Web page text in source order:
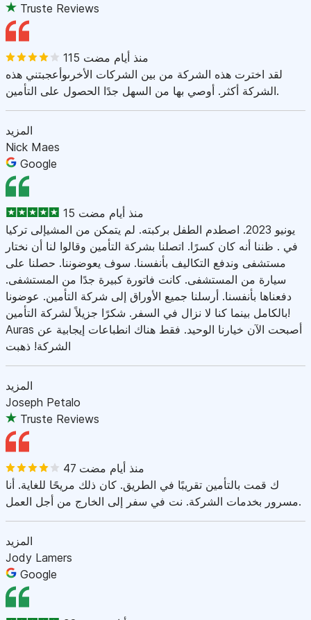
Truste Reviews
115 منذ أيام مضت
لقد اخترت هذه الشركة من بين الشركات الأخرىوأعجبتني هذه
الشركة أكثر. أوصي بها من السهل جدًا الحصول على التأمين.
المزيد
Nick Maes
Google
15 منذ أيام مضت
يونيو 2023. اصطدم الطفل بركبته. لم يتمكن من المشيإلى تركيا
في . ظننا أنه كان كسرًا. اتصلنا بشركة التأمين وقالوا لنا أن نختار
مستشفى وندفع التكاليف بأنفسنا. سوف يعوضوننا. حصلنا على
سيارة من المستشفى. كانت فاتورة كبيرة جدًا من المستشفى.
دفعناها بأنفسنا. أرسلنا جميع الأوراق إلى شركة التأمين. عوضونا
بالكامل بينما كنا لا نزال في السفر. شكرًا جزيلاً لشركة التأمين!
Auras أصبحت الآن خيارنا الوحيد. فقط هناك انطباعات إيجابية عن
الشركة! ذهبت
المزيد
Joseph Petalo
Truste Reviews
47 منذ أيام مضت
ك قمت بالتأمين تقريبًا في الطريق. كان ذلك مريحًا للغاية. أنا
مسرور بخدمات الشركة. نت في سفر إلى الخارج من أجل العمل.
المزيد
Jody Lamers
Google